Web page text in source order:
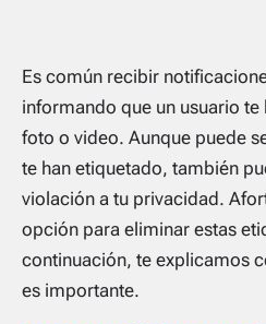
Es común recibir
informando que un usuario te
foto o video. Aunque puede
te han etiquetado, también
violación a tu privacidad.
opción para eliminar estas
continuación, te explicamos
es importante.